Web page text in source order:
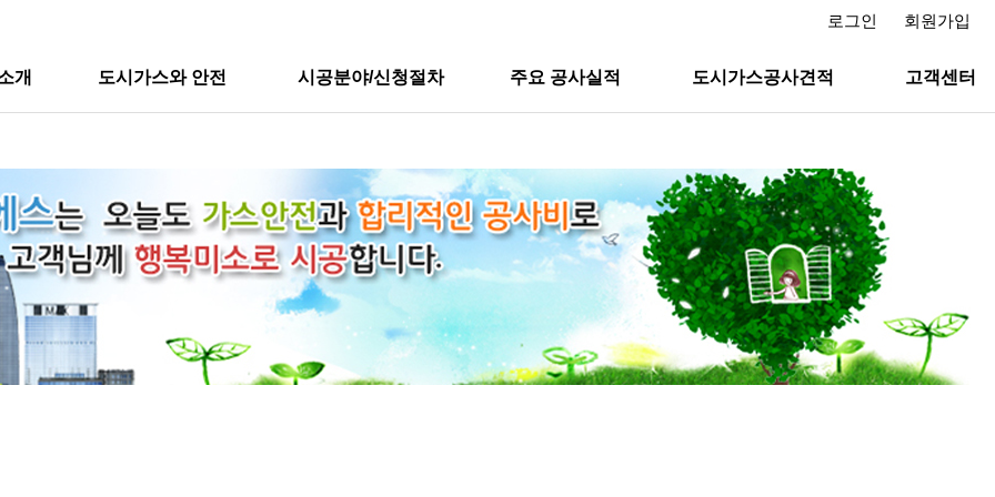
개 도시가스와 안전 시공분야/신청절차 주요 공사실적 도시가스공사견적 고객센터
로그인 회원가입